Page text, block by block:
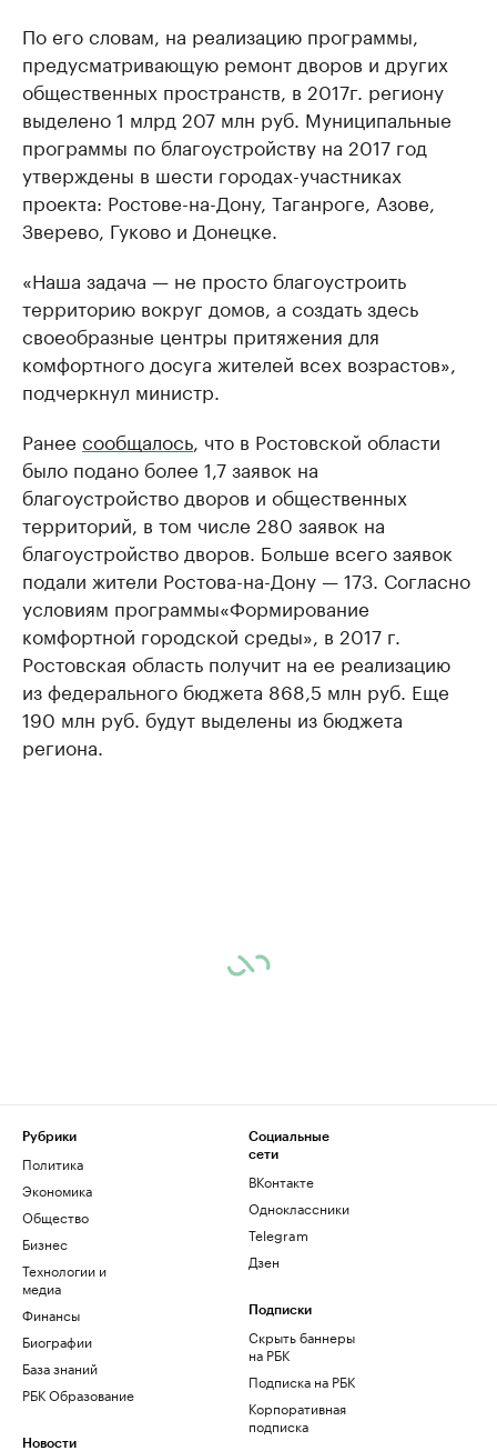
По его словам, на реализацию программы,
предусматривающую ремонт дворов и других
общественных пространств, в 2017г. региону
выделено 1 млрд 207 млн руб. Муниципальные
программы по благоустройству на 2017 год
утверждены в шести городах-участниках
проекта: Ростове-на-Дону, Таганроге, Азове,
Зверево, Гуково и Донецке.
«Наша задача — не просто благоустроить
территорию вокруг домов, а создать здесь
своеобразные центры притяжения для
комфортного досуга жителей всех возрастов»,
подчеркнул министр.
Ранее сообщалось , что в Ростовской области
было подано более 1,7 заявок на
благоустройство дворов и общественных
территорий, в том числе 280 заявок на
благоустройство дворов. Больше всего заявок
подали жители Ростова-на-Дону — 173. Согласно
условиям программы«Формирование
комфортной городской среды», в 2017 г.
Ростовская область получит на ее реализацию
из федерального бюджета 868,5 млн руб. Еще
190 млн руб. будут выделены из бюджета
региона.
Рубрики
Политика
Экономика
Общество
Бизнес
Технологии и
медиа
Финансы
Биографии
База знаний
РБК Образование
Новости
Социальные
сети
ВКонтакте
Одноклассники
Telegram
Дзен
Подписки
Скрыть баннеры
на РБК
Подписка на РБК
Корпоративная
подписка